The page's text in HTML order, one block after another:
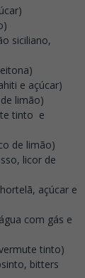
siciliano,
e açúcar)
limão)
tinto e
de limão)
licor de
açúcar e
com gás e
tinto)
bitters